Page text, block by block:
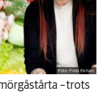
Foto: Frida Ekman
– trots